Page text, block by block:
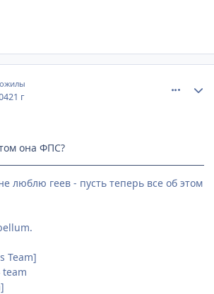
21 г
она ФПС?
люблю геев - пусть теперь все об этом
Team]
team